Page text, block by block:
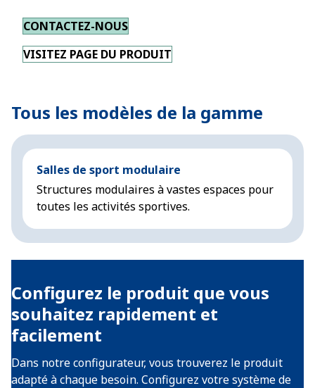
CONTACTEZ-NOUS
VISITEZ PAGE DU PRODUIT
Tous les modèles de la gamme
Salles de sport modulaire
Structures modulaires à vastes espaces pour
toutes les activités sportives.
Configurez le produit que vous
souhaitez rapidement et
facilement
Dans notre configurateur, vous trouverez le produit
adapté à chaque besoin. Configurez votre système de